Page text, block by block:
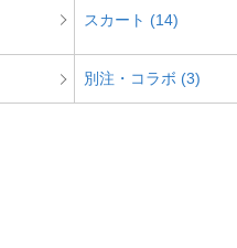
スカート (14)
別注・コラボ (3)